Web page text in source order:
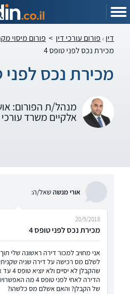
דין פורום עורכי דין > פורום מיסוי
מכירת נכס לפני טופס 4
מכירת נכס לפני
מנהל/ת הפורום:
אלקיים משרד עורכי
אורי מנשהשאל/ה:
מכירת נכס לפני טופס 4
20/9/2018
לשלם מס רכישה על דירה שניה שקניתי
שהקבלן
הדירה לאחי לפני
של הקבלן? והאם אשלם מס כלשהו?